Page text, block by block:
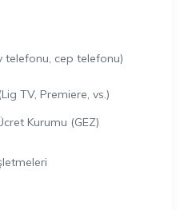
telefonu, cep telefonu)
TV, Premiere, vs.)
Kurumu (GEZ)